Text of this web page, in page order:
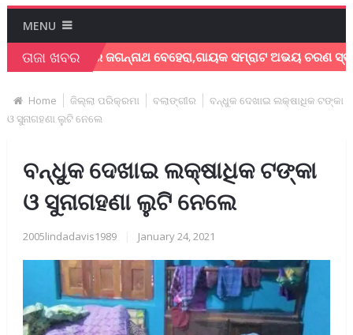
MENU
ତାଜା ଖବର
ଶେଖର ଜଗନ୍ନାଥ ବେହେରା,ଗାୟକ ସମ୍ରାଟ ଅଭୟ ଚରଣ
Home ଜିଲ୍ଲା ପରିକ୍ରମା ବଲାଙ୍ଗୀର
ବନ୍ଧୁକ ଦେଖାଇ ଲକ୍ଷାଧିକ ଟଙ୍କା
ଓ ସୁନାଗହଣା ଲୁଟି ନେଲେ
ବନ୍ଧୁକ ଦେଖାଇ ଲକ୍ଷାଧିକ ଟଙ୍କା
ଓ ସୁନାଗହଣା ଲୁଟି ନେଲେ
2005lindadavis1989 January 24, 2021